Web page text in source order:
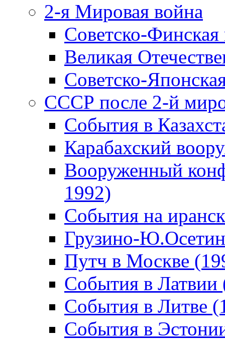
2-я Мировая война
Советско-
Великая
Советско-
СССР после 2-й
События в
Карабахский
Вооруженный
1992)
События на
Грузино-
Путч в Москве
События в Латвии
События в Литве
События в